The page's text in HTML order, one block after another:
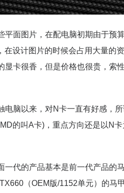
平面图片，在配电脑初期由于预
设计图片的时候会占用大量的资
卡很香，但是价格也很贵，索
脑以来，对N卡一直有好感，所
的叫A卡)，重点方向还是以N卡
代的产品基本是前一代产品的马
（OEM版/1152单元）的马